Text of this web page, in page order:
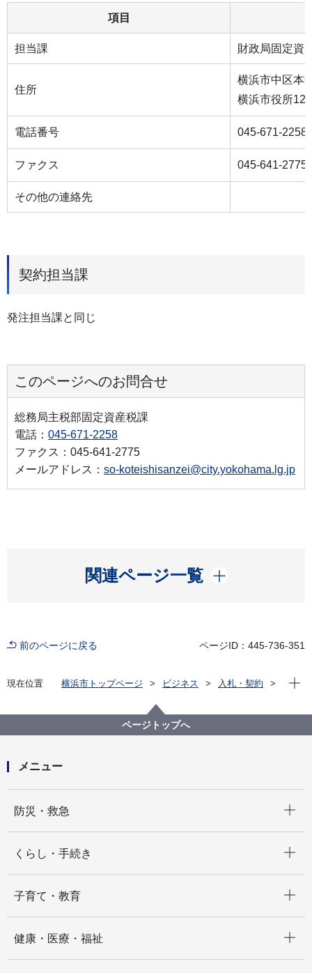
項目
担当課 財政局固定資
住所
横浜市中区本
横浜市役所12
電話番号 045-671-2258
ファクス 045-641-2775
その他の連絡先
契約担当課
発注担当課と同じ
このページへのお問合せ
総務局主税部固定資産税課
電話： 045-671-2258
ファクス：045-641-2775
メールアドレス： so-koteishisanzei@city.yokohama.lg.jp
関連ページ一覧
開く
前のページに戻る ページID：445-736-351
現在位置 横浜市トップページ ビジネス
入札・契約
【入札結果掲載】令和３年度固定資産税（土地）評価
図等更新業務
現在
ページトップへ
メニュー
防災・救急
くらし・手続き
子育て・教育
健康・医療・福祉